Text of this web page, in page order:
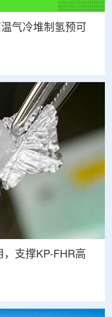
气冷堆制氢预可
，支撑KP-FHR高